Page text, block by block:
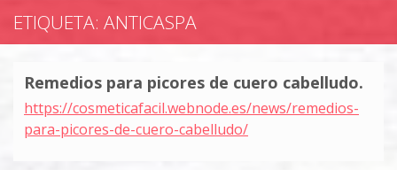
ETIQUETA: ANTICASPA
Remedios para picores de cuero cabelludo.
https://cosmeticafacil.webnode.es/news/remedios-
para-picores-de-cuero-cabelludo/